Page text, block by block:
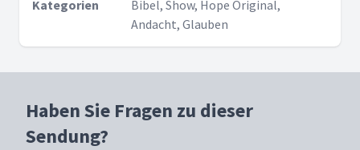
Kategorien
Bibel, Show, Hope Original,
Andacht, Glauben
Haben Sie Fragen zu dieser
Sendung?